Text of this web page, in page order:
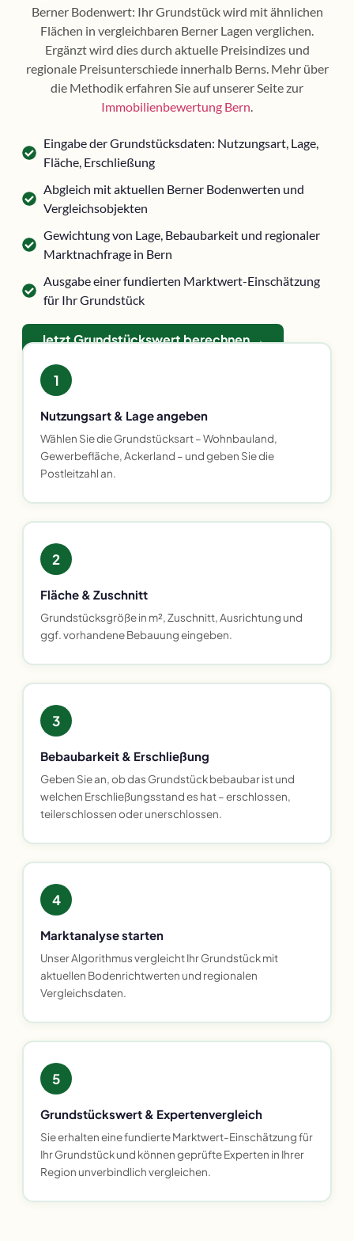
Berner Bodenwert: Ihr Grundstück wird mit ähnlichen
Flächen in vergleichbaren Berner Lagen verglichen.
Ergänzt wird dies durch aktuelle Preisindizes und
regionale Preisunterschiede innerhalb Berns. Mehr über
die Methodik erfahren Sie auf unserer Seite zur
Immobilienbewertung Bern
Eingabe der Grundstücksdaten: Nutzungsart, Lage,
Fläche, Erschließung
Abgleich mit aktuellen Berner Bodenwerten und
Vergleichsobjekten
Gewichtung von Lage, Bebaubarkeit und regionaler
Marktnachfrage in Bern
Ausgabe einer fundierten Marktwert-Einschätzung
für Ihr Grundstück
Jetzt Grundstückswert berechnen →
1
Nutzungsart & Lage angeben
Wählen Sie die Grundstücksart – Wohnbauland,
Gewerbefläche, Ackerland – und geben Sie die
Postleitzahl an.
2
Fläche & Zuschnitt
Grundstücksgröße in m², Zuschnitt, Ausrichtung und
ggf. vorhandene Bebauung eingeben.
3
Bebaubarkeit & Erschließung
Geben Sie an, ob das Grundstück bebaubar ist und
welchen Erschließungsstand es hat – erschlossen,
teilerschlossen oder unerschlossen.
4
Marktanalyse starten
Unser Algorithmus vergleicht Ihr Grundstück mit
aktuellen Bodenrichtwerten und regionalen
Vergleichsdaten.
5
Grundstückswert & Expertenvergleich
Sie erhalten eine fundierte Marktwert-Einschätzung für
Ihr Grundstück und können geprüfte Experten in Ihrer
Region unverbindlich vergleichen.